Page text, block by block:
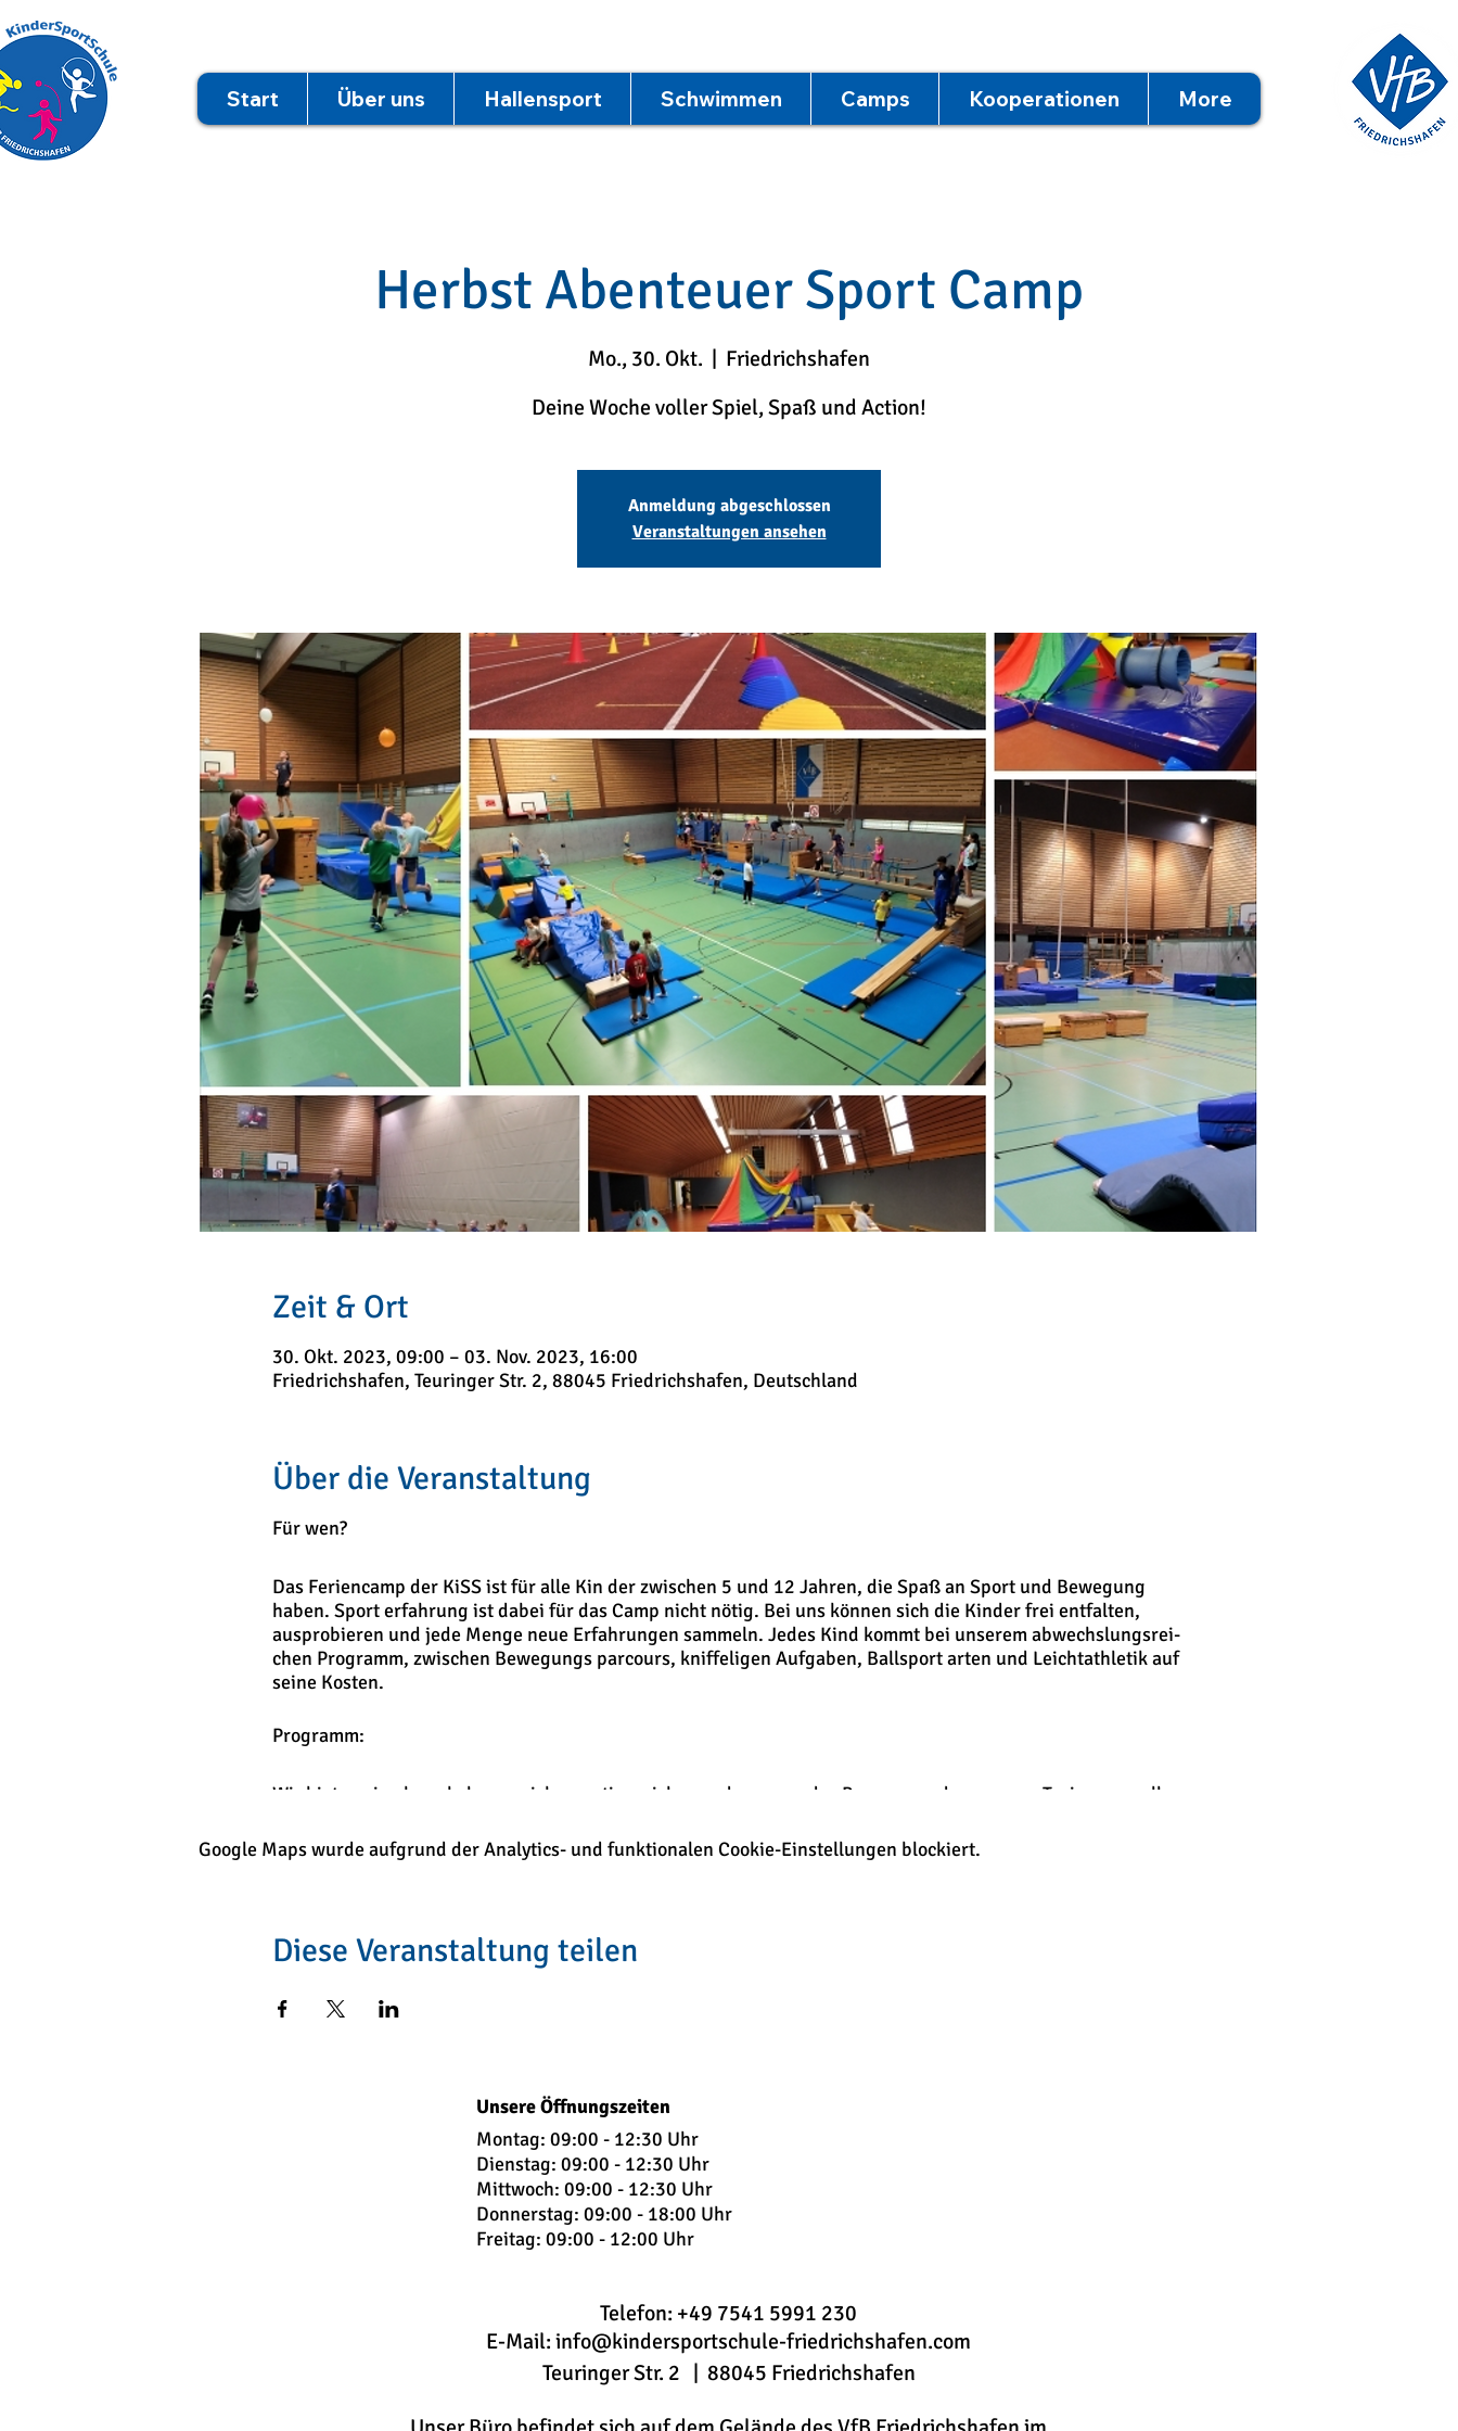
Start Über uns Hallensport Schwimmen Camps Kooperationen More
Herbst Abenteuer Sport Camp
Mo., 30. Okt.
Friedrichshafen
Deine Woche voller Spiel, Spaß und Action!
Anmeldung abgeschlossen
Veranstaltungen ansehen
Zeit & Ort
30. Okt. 2023, 09:00 – 03. Nov. 2023, 16:00
Friedrichshafen, Teuringer Str. 2, 88045 Friedrichshafen, Deutschland
Über die Veranstaltung
Für wen?
Das Feriencamp der KiSS ist für alle Kin­ der zwischen 5 und 12 Jahren, die Spaß an Sport und Bewegung
haben. Sport­ erfahrung ist dabei für das Camp nicht nötig. Bei uns können sich die Kinder frei entfalten,
ausprobieren und jede Menge neue Erfahrungen sammeln. Jedes Kind kommt bei unserem abwechslungsrei­
chen Programm, zwischen Bewegungs­ parcours, kniffeligen Aufgaben, Ballsport­ arten und Leichtathletik auf
seine Kosten.
Programm:
Wir bieten ein abwechslungsreiches, actionreiches und spannendes Programm, dass unsere Trainer aus allen
Bewegungslandschaf­ ten und erlebnispädagogischen Aufgaben können sich die Kinder ausprobieren, Spaß
haben, in sicherer Umgebung Gren­ zen ausloten und jede Menge Eindrücke sammeln. Wenn es das Wetter
Fairplay und den Spaß an Bewegung bei den Kindern zu fördern.
195€ für 4 Tage (der 01. Nov ist gesetzlicher Feiertag)
der Veranstaltungskosten. Keine Rückerstattungnach dem 26.10.2023. Der Veranstalter behält sich
Google Maps wurde aufgrund der Analytics- und funktionalen Cookie-Einstellungen blockiert.
Diese Veranstaltung teilen
Unsere Öffnungszeiten
Montag: 09:00 - 12:30 Uhr
Dienstag: 09:00 - 12:30 Uhr
Mittwoch: 09:00 - 12:30 Uhr
Donnerstag: 09:00 - 18:00 Uhr
Freitag: 09:00 - 12:00 Uhr
Telefon: +49 7541 5991 230
E-Mail: info@kindersportschule-friedrichshafen.com
Teuringer Str. 2 | 88045 Friedrichshafen